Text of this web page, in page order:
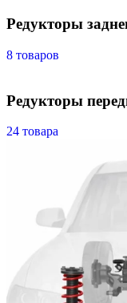
Редукторы
8 товаров
Редукторы
24 товара